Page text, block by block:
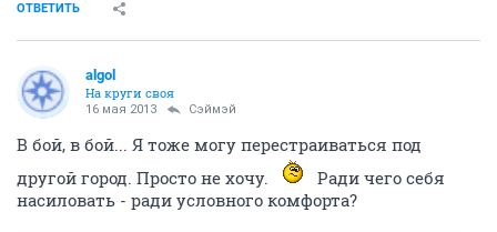
ОТВЕТИТЬ
algol
На круги своя
16 мая 2013 Сэймэй
В бой, в бой... Я тоже могу перестраиваться под
другой город. Просто не хочу.
Ради чего себя
насиловать - ради условного комфорта?